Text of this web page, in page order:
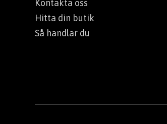
Kontakta oss
Hitta din butik
Så handlar du